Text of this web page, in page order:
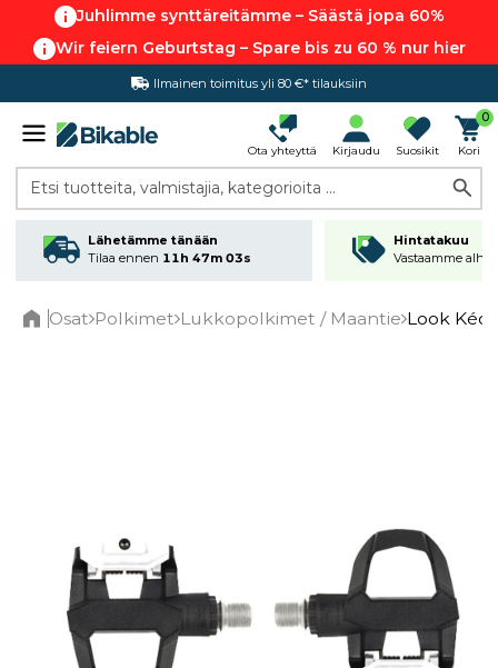
Juhlimme synttäreitämme – Säästä jopa 60%
Wir feiern Geburtstag – Spare bis zu 60 % nur hier
Ilmainen toimitus yli 80 €* tilauksiin
Hintatakuu
Ota yhteyttä Kirjaudu Suosikit
0
Kori
Etsi tuotteita, valmistajia, kategorioita ...
Lähetämme tänään
Tilaa ennen 11h 47m 03s
Hintatakuu
Vastaamme
Osat Polkimet Lukkopolkimet / Maantie Look Kéo